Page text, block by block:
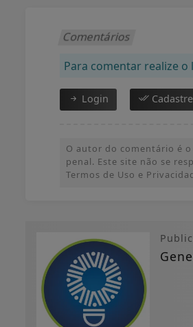
Comentários
Para comentar realize o
Login
O autor do comentário é
penal. Este site não se
Termos de Uso e